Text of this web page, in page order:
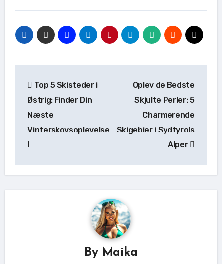
Top 5 Skisteder i
Østrig: Finder Din
Næste
Vinterskovsoplevelse
!
Oplev de Bedste
Skjulte Perler: 5
Charmerende
Skigebier i Sydtyrols
Alper
By Maika